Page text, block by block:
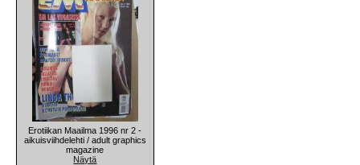
Erotiikan Maailma 1996 nr 2 -
aikuisviihdelehti / adult graphics
magazine
Näytä